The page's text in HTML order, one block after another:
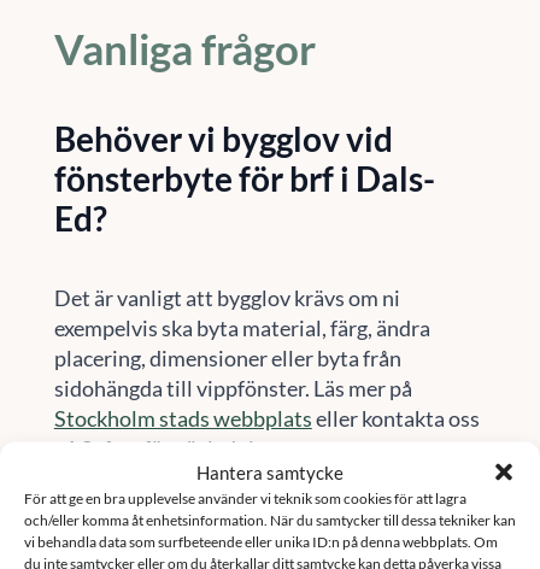
Hantera samtycke
För att ge en bra upplevelse använder vi teknik som cookies för att lagra
och/eller komma åt enhetsinformation. När du samtycker till dessa tekniker kan
vi behandla data som surfbeteende eller unika ID:n på denna webbplats. Om
du inte samtycker eller om du återkallar ditt samtycke kan detta påverka vissa
Vanliga frågor
Behöver vi bygglov vid
fönsterbyte för brf i Dals-
Ed?
Det är vanligt att bygglov krävs om ni
exempelvis ska byta material, färg, ändra
placering, dimensioner eller byta från
sidohängda till vippfönster. Läs mer på
Stockholm stads webbplatseller kontakta oss
på Sefast för vägledning.
Här finns vi
Vi är verksamma i stora delar av Sverige.